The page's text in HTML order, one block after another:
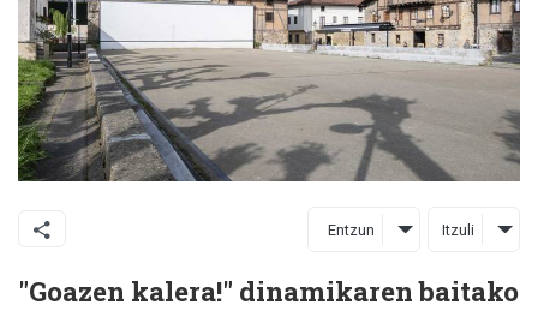
Entzun Itzuli
"Goazen kalera!" dinamikaren baitako